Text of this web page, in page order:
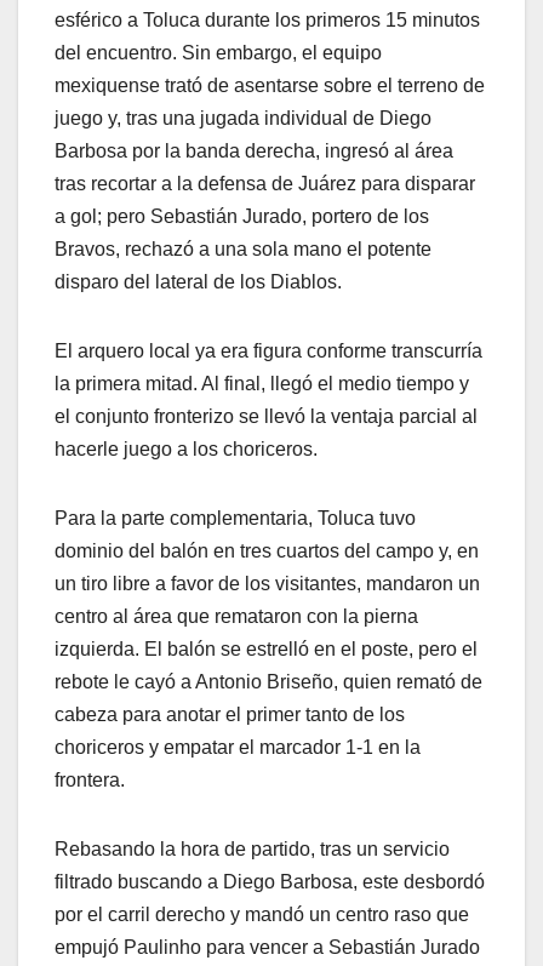
esférico a Toluca durante los primeros 15 minutos
del encuentro. Sin embargo, el equipo
mexiquense trató de asentarse sobre el terreno de
juego y, tras una jugada individual de Diego
Barbosa por la banda derecha, ingresó al área
tras recortar a la defensa de Juárez para disparar
a gol; pero Sebastián Jurado, portero de los
Bravos, rechazó a una sola mano el potente
disparo del lateral de los Diablos.
El arquero local ya era figura conforme transcurría
la primera mitad. Al final, llegó el medio tiempo y
el conjunto fronterizo se llevó la ventaja parcial al
hacerle juego a los choriceros.
Para la parte complementaria, Toluca tuvo
dominio del balón en tres cuartos del campo y, en
un tiro libre a favor de los visitantes, mandaron un
centro al área que remataron con la pierna
izquierda. El balón se estrelló en el poste, pero el
rebote le cayó a Antonio Briseño, quien remató de
cabeza para anotar el primer tanto de los
choriceros y empatar el marcador 1-1 en la
frontera.
Rebasando la hora de partido, tras un servicio
filtrado buscando a Diego Barbosa, este desbordó
por el carril derecho y mandó un centro raso que
empujó Paulinho para vencer a Sebastián Jurado